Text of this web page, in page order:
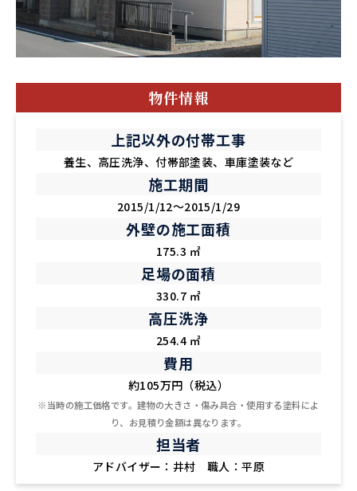
物件情報
上記以外の付帯工事
養生、高圧洗浄、付帯部塗装、車庫塗装など
施工期間
2015/1/12～2015/1/29
外壁の施工面積
175.3 ㎡
足場の面積
330.7 ㎡
高圧洗浄
254.4 ㎡
費用
約105万円（税込）
※当時の施工価格です。建物の大きさ・傷み具合・使用する塗料によ
り、お見積り金額は異なります。
担当者
アドバイザー：井村 職人：平原